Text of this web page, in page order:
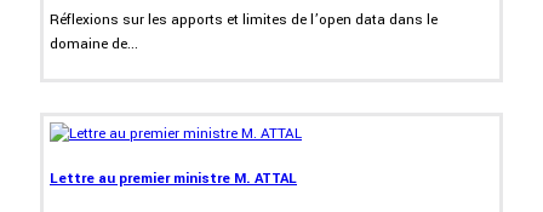
Réflexions sur les apports et limites de l’open data dans le
domaine de...
Lettre au premier ministre M. ATTAL